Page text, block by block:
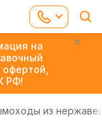
на
РФ!
из